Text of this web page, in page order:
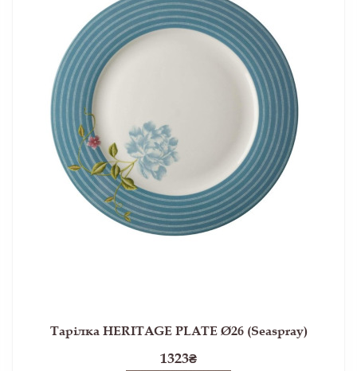
Тарілка HERITAGE PLATE Ø26 (Seaspray)
1323₴